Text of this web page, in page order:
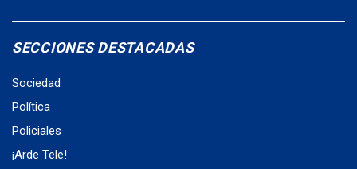
SECCIONES DESTACADAS
Sociedad
Política
Policiales
¡Arde Tele!